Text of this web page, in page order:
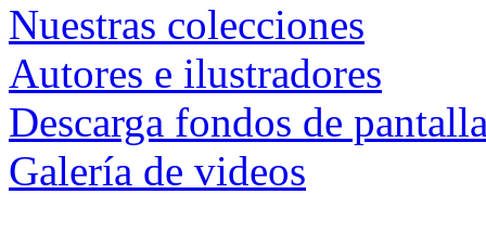
Nuestras colecciones
Autores e ilustradores
Descarga fondos de
Galería de videos